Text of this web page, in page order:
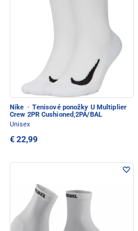
Nike · Tenisové ponožky U Multiplier
Crew 2PR Cushioned,2PÁ/BAL
Unisex
€ 22,99